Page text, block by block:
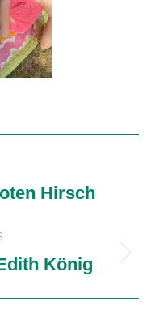
Hirsch
König